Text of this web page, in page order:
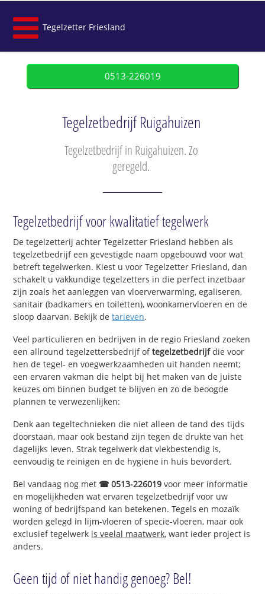
Tegelzetter Friesland
0513-226019
Tegelzetbedrijf Ruigahuizen
Tegelzetbedrijf in Ruigahuizen. Zo
geregeld.
Tegelzetbedrijf voor kwalitatief tegelwerk
De tegelzetterij achter Tegelzetter Friesland hebben als
tegelzetbedrijf een gevestigde naam opgebouwd voor wat
betreft tegelwerken. Kiest u voor Tegelzetter Friesland, dan
schakelt u vakkundige tegelzetters in die perfect inzetbaar
zijn zoals het aanleggen van vloerverwarming, egaliseren,
sanitair (badkamers en toiletten), woonkamervloeren en de
sloop daarvan. Bekijk detarieven.
Veel particulieren en bedrijven in de regio Friesland zoeken
een allround tegelzettersbedrijf oftegelzetbedrijfdie voor
hen de tegel- en voegwerkzaamheden uit handen neemt;
een ervaren vakman die helpt bij het maken van de juiste
keuzes om binnen budget te blijven en zo de beoogde
plannen te verwezenlijken:
Denk aan tegeltechnieken die niet alleen de tand des tijds
doorstaan, maar ook bestand zijn tegen de drukte van het
dagelijks leven. Strak tegelwerk dat vlekbestendig is,
eenvoudig te reinigen en de hygiëne in huis bevordert.
Bel vandaag nog met ☎ 0513-226019 voor meer informatie
en mogelijkheden wat ervaren tegelzetbedrijf voor uw
woning of bedrijfspand kan betekenen. Tegels en mozaïk
worden gelegd in lijm-vloeren of specie-vloeren, maar ook
exclusief tegelwerk is veelal maatwerk, want ieder project is
anders.
Geen tijd of niet handig genoeg? Bel!